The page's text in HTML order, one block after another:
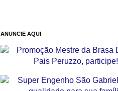
ANUNCIE AQUI